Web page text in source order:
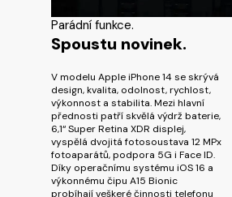
Parádní funkce.
Spoustu novinek.
V modelu Apple iPhone 14 se skrývá
design, kvalita, odolnost, rychlost,
výkonnost a stabilita. Mezi hlavní
přednosti patří skvělá výdrž baterie,
6,1“ Super Retina XDR displej,
vyspělá dvojitá fotosoustava 12 MPx
fotoaparátů, podpora 5G i Face ID.
Díky operačnímu systému iOS 16 a
výkonnému čipu A15 Bionic
probíhají veškeré činnosti telefonu